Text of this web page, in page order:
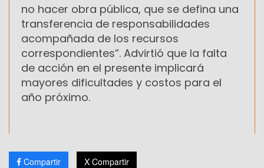
no hacer obra pública, que se defina una
transferencia de responsabilidades
acompañada de los recursos
correspondientes”. Advirtió que la falta
de acción en el presente implicará
mayores dificultades y costos para el
año próximo.
Compartir X Compartir